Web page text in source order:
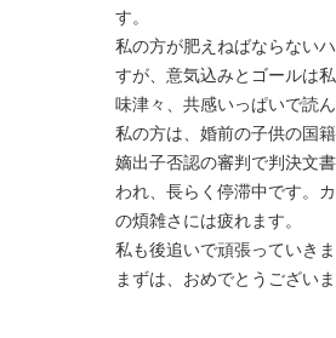
す。
私の方が肥えねばならない
すが、意気込みとゴールは
味津々、共感いっぱいで読ん
私の方は、婚前の子供の国
嫡出子否認の審判で判決文
われ、長らく停滞中です。
の煩雑さには疲れます。
私も後追いで頑張っていきま
まずは、おめでとうございま